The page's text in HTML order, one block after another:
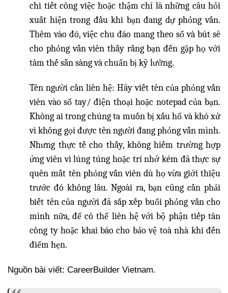
chi tiết công việc hoặc thậm chí là những câu hỏi
xuất hiện trong đầu khi bạn đang dự phỏng vấn.
Thêm vào đó, việc chu đáo mang theo sổ và bút sẽ
cho phỏng vấn viên thấy rằng bạn đến gặp họ với
tâm thế sẵn sàng và chuẩn bị kỹ lưỡng.
Tên người cần liên hệ: Hãy viết tên của phỏng vấn
viên vào sổ tay/ điện thoại hoặc notepad của bạn.
Không ai trong chúng ta muốn bị xấu hổ và khó xử
vì không gọi được tên người đang phỏng vấn mình.
Nhưng thực tế cho thấy, không hiếm trường hợp
ứng viên vì lúng túng hoặc trí nhớ kém đã thực sự
quên mất tên phỏng vấn viên dù họ vừa giới thiệu
trước đó không lâu. Ngoài ra, bạn cũng cần phải
biết tên của người đã sắp xếp buổi phỏng vấn cho
mình nữa, để có thể liên hệ với bộ phận tiếp tân
công ty hoặc khai báo cho bảo vệ toà nhà khi đến
điểm hẹn.
Nguồn bài viết: CareerBuilder Vietnam.